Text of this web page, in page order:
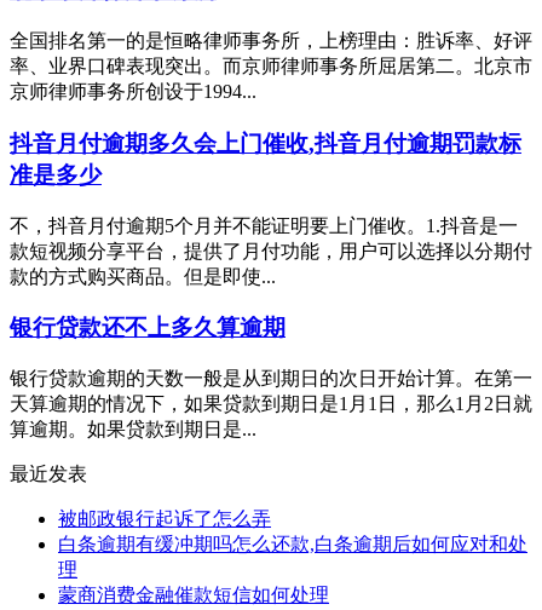
全国排名第一的是恒略律师事务所，上榜理由：胜诉率、好评
率、业界口碑表现突出。而京师律师事务所屈居第二。北京市
京师律师事务所创设于1994...
抖音月付逾期多久会上门催收,抖音月付逾期罚款标
准是多少
不，抖音月付逾期5个月并不能证明要上门催收。1.抖音是一
款短视频分享平台，提供了月付功能，用户可以选择以分期付
款的方式购买商品。但是即使...
银行贷款还不上多久算逾期
银行贷款逾期的天数一般是从到期日的次日开始计算。在第一
天算逾期的情况下，如果贷款到期日是1月1日，那么1月2日就
算逾期。如果贷款到期日是...
最近发表
被邮政银行起诉了怎么弄
白条逾期有缓冲期吗怎么还款,白条逾期后如何应对和处
理
蒙商消费金融催款短信如何处理